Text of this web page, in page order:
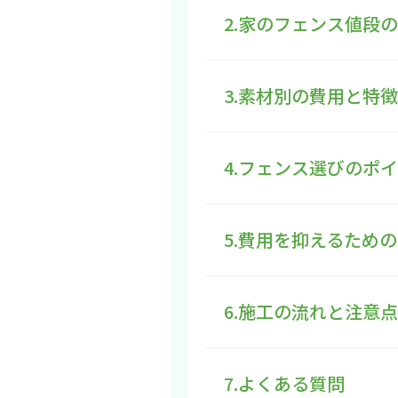
2.家のフェンス値段
3.素材別の費用と特徴
4.フェンス選びのポ
5.費用を抑えるため
6.施工の流れと注意点
7.よくある質問